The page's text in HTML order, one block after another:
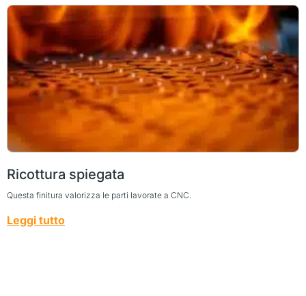
Ricottura spiegata
Questa finitura valorizza le parti lavorate a CNC.
Leggi tutto